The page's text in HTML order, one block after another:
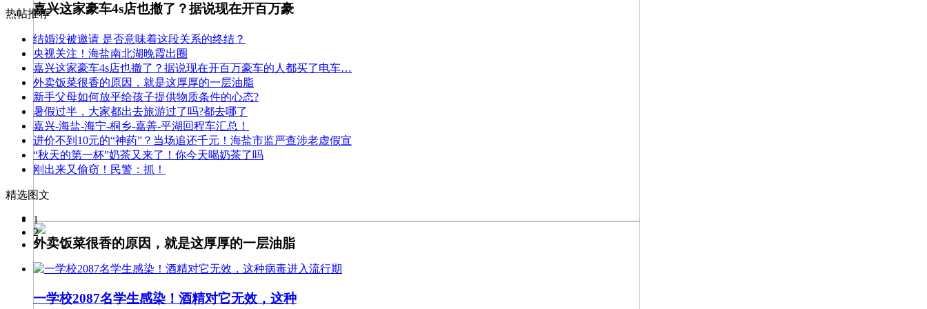
嘉兴这家豪车4s店也撤了？据说现在开百万豪
外卖饭菜很香的原因，就是这厚厚的一层油脂
热帖推荐
结婚没被邀请 是否意味着这段关系的终结？
央视关注！海盐南北湖晚霞出圈
嘉兴这家豪车4s店也撤了？据说现在开百万豪车的人都买了电车…
外卖饭菜很香的原因，就是这厚厚的一层油脂
新手父母如何放平给孩子提供物质条件的心态?
暑假过半，大家都出去旅游过了吗?都去哪了
嘉兴-海盐-海宁-桐乡-嘉善-平湖回程车汇总！
进价不到10元的“神药”？当场追还千元！海盐市监严查涉老虚假宣
“秋天的第一杯”奶茶又来了！你今天喝奶茶了吗
刚出来又偷窃！民警：抓！
精选图文
1
2
3
一学校2087名学生感染！酒精对它无效，这种